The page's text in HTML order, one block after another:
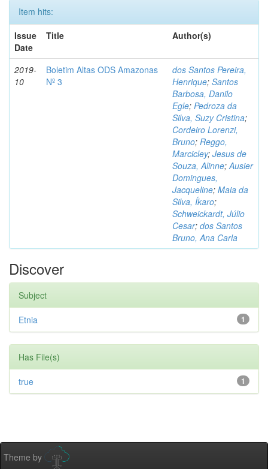
Item hits:
Issue
Date
Title Author(s)
2019-
10
Boletim Altas ODS Amazonas
Nº 3
dos Santos Pereira,
Henrique; Santos
Barbosa, Danilo
Egle; Pedroza da
Silva, Suzy Cristina;
Cordeiro Lorenzi,
Bruno; Reggo,
Marcicley; Jesus de
Souza, Alinne;Ausier
Domingues,
Jacqueline; Maia da
Silva, Íkaro;
Schweickardt, Júlio
Cesar; dos Santos
Bruno, Ana Carla
Discover
Subject
1
Etnia
Has File(s)
1
true
Theme by